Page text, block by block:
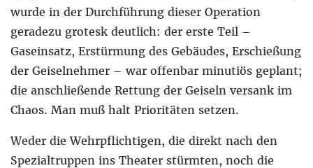
wurde in der Durchführung dieser Operation
geradezu grotesk deutlich: der erste Teil –
Gaseinsatz, Erstürmung des Gebäudes, Erschießung
der Geiselnehmer – war offenbar minutiös geplant;
die anschließende Rettung der Geiseln versank im
Chaos. Man muß halt Prioritäten setzen.
Weder die Wehrpflichtigen, die direkt nach den
Spezialtruppen ins Theater stürmten, noch die